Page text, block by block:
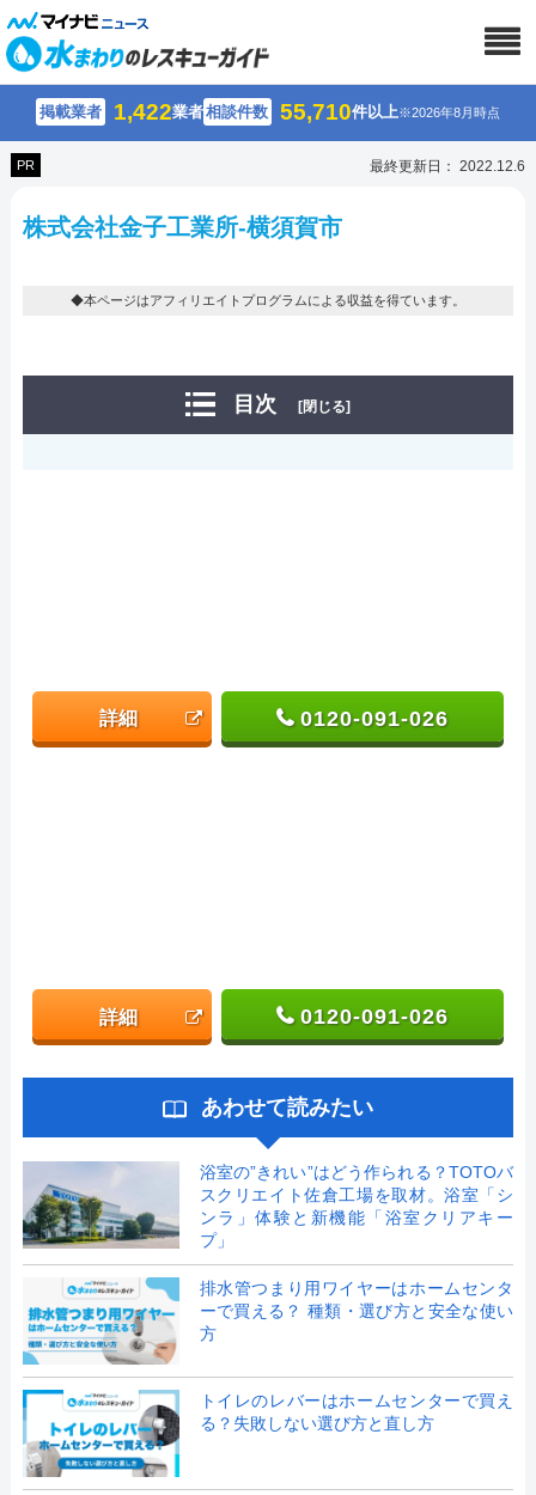
掲載業者 1,422業者相談件数 55,710件以上※2026年8月時点
PR 最終更新日： 2022.12.6
株式会社金子工業所-横須賀市
◆本ページはアフィリエイトプログラムによる収益を得ています。
目次 [閉じる]
詳細 0120-091-026
詳細 0120-091-026
あわせて読みたい
浴室の”きれい”はどう作られる？TOTOバ
スクリエイト佐倉工場を取材。浴室「シ
ンラ」体験と新機能「浴室クリアキー
プ」
排水管つまり用ワイヤーはホームセンタ
ーで買える？ 種類・選び方と安全な使い
方
トイレのレバーはホームセンターで買え
る？失敗しない選び方と直し方